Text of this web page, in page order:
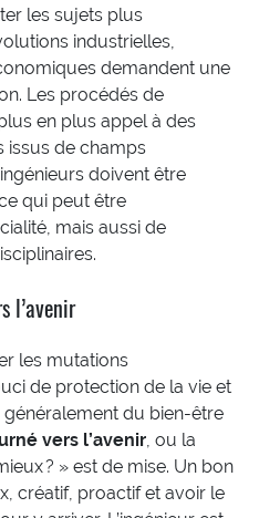
les sujets plus
industrielles,
demandent une
Les procédés de
en plus appel à des
issus de champs
doivent être
qui peut être
mais aussi de
l’avenir
les mutations
de protection de la vie et
généralement du bien-être
é vers l’avenir , ou la
? » est de mise. Un bon
créatif, proactif et avoir le